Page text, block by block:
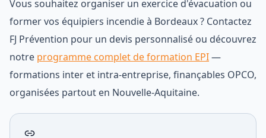
Vous souhaitez organiser un exercice d'évacuation ou
former vos équipiers incendie à Bordeaux ? Contactez
FJ Prévention pour un devis personnalisé ou découvrez
notre programme complet de formation EPI—
formations inter et intra-entreprise, finançables OPCO,
organisées partout en Nouvelle-Aquitaine.